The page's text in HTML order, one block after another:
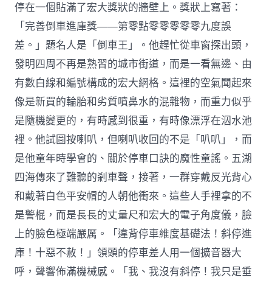
停在一個貼滿了宏大獎狀的牆壁上。獎狀上寫著：
「完善倒車進庫獎——第零點零零零零零九度誤
差。」題名人是「倒車王」。他趕忙從車窗探出頭，
發明四周不再是熟習的城市街道，而是一看無邊、由
有數白線和編號構成的宏大網格。這裡的空氣聞起來
像是新買的輪胎和劣質噴鼻水的混雜物，而重力似乎
是隨機變更的，有時感到很重，有時像漂浮在泅水池
裡。他試圖按喇叭，但喇叭收回的不是「叭叭」，而
是他童年時學會的、關於停車口訣的魔性童謠。五湖
四海傳來了難聽的剎車聲，接著，一群穿戴反光背心
和戴著白色平安帽的人朝他衝來。這些人手裡拿的不
是警棍，而是長長的丈量尺和宏大的電子角度儀，臉
上的臉色極端嚴厲。「違背停車維度基礎法！斜停進
庫！十惡不赦！」領頭的停車差人用一個擴音器大
呼，聲響佈滿機械感。「我、我沒有斜停！我只是垂